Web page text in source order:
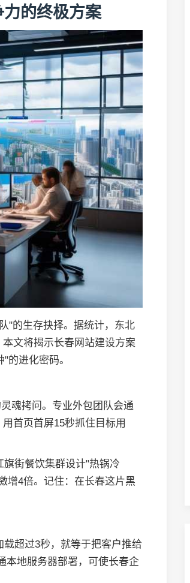
的终极方案
"的生存抉择。据统计，东北
文将揭示长春网站建设方案
的进化密码。
魂拷问。专业外包团队会通
首页首屏15秒抓住目标用
街餐饮集群设计"热锅冷
增4倍。记住：在长春这片黑
超过3秒，就等于把客户推给
本地服务器部署，可使长春企